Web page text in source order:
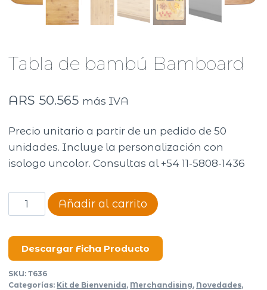
Tabla de bambú Bamboard
ARS 50.565 más IVA
Precio unitario a partir de un pedido de 50
unidades. Incluye la personalización con
isologo uncolor. Consultas al +54 11-5808-1436
Tabla
de
Bamboard
cantidad
Añadir al carrito
Descargar Ficha Producto
SKU:T636
Categorías: Kit de Bienvenida, Merchandising, Novedades,